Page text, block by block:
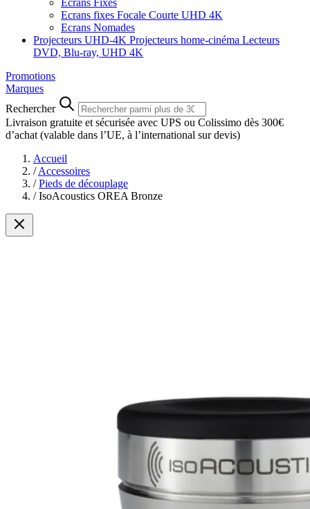
Ecrans Fixes
Ecrans fixes Focale Courte UHD 4K
Ecrans Nomades
Projecteurs UHD-4K Projecteurs home-cinéma Lecteurs
DVD, Blu-ray, UHD 4K
Promotions
Marques
Rechercher
Livraison gratuite et sécurisée avec UPS ou Colissimo dès 300€
d’achat (valable dans l’UE, à l’international sur devis)
Accueil
/ Accessoires
/ Pieds de découplage
/ IsoAcoustics OREA Bronze